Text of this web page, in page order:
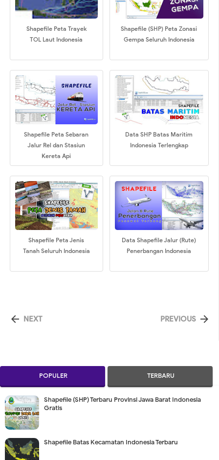
Shapefile Peta Trayek
TOL Laut Indonesia
Shapefile (SHP) Peta Zonasi
Gempa Seluruh Indonesia
Shapefile Peta Sebaran
Jalur Rel dan Stasiun
Kereta Api
Data SHP Batas Maritim
Indonesia Terlengkap
Shapefile Peta Jenis
Tanah Seluruh Indonesia
Data Shapefile Jalur (Rute)
Penerbangan Indonesia
 NEXT 
PREVIOUS
POPULER TERBARU
Shapefile (SHP) Terbaru Provinsi Jawa Barat Indonesia
Gratis
Shapefile Batas Kecamatan Indonesia Terbaru